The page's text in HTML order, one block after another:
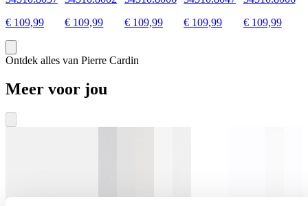
€ 109,99
€ 109,99
€ 109,99
€ 109,99
€ 109,99
Ontdek alles van Pierre Cardin
Meer voor jou